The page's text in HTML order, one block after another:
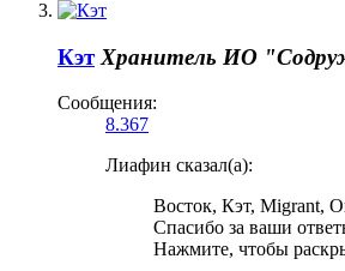
Кэт Хранитель ИО
Сообщения:
8.367
Лиафин сказал(а):
Восток, Кэт, Migrant,
Спасибо за ваши
Нажмите, чтобы